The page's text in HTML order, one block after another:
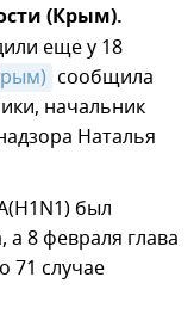
(Крым).
еще у 18
сообщила
начальник
Наталья
был
а 8 февраля глава
71 случае